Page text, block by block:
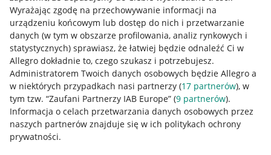
Wyrażając zgodę na przechowywanie informacji na
urządzeniu końcowym lub dostęp do nich i przetwarzanie
danych (w tym w obszarze profilowania, analiz rynkowych i
statystycznych) sprawiasz, że łatwiej będzie odnaleźć Ci w
Allegro dokładnie to, czego szukasz i potrzebujesz.
Administratorem Twoich danych osobowych będzie Allegro a
w niektórych przypadkach nasi partnerzy (17 partnerów), w
tym tzw. “Zaufani Partnerzy IAB Europe” (9 partnerów).
Informacja o celach przetwarzania danych osobowych przez
naszych partnerów znajduje się w ich politykach ochrony
prywatności.
Przydatne informacje
Jak to działa